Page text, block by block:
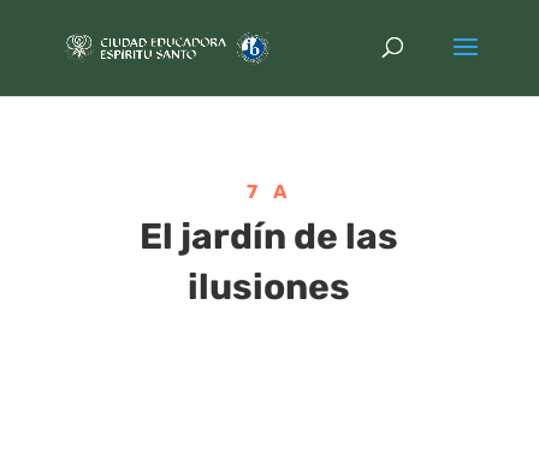
7 A
El jardín de las
ilusiones